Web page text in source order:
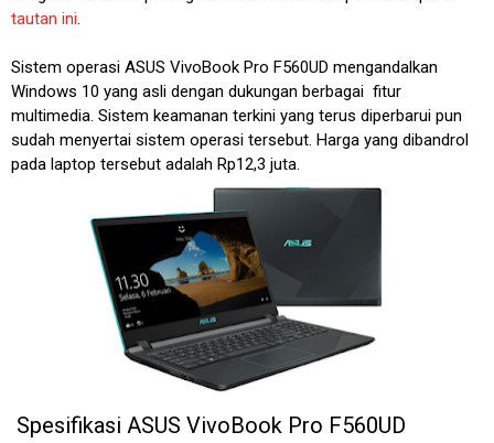
tautan ini.
Sistem operasi ASUS VivoBook Pro F560UD mengandalkan
Windows 10 yang asli dengan dukungan berbagai fitur
multimedia. Sistem keamanan terkini yang terus diperbarui pun
sudah menyertai sistem operasi tersebut. Harga yang dibandrol
pada laptop tersebut adalah Rp12,3 juta.
Spesifikasi ASUS VivoBook Pro F560UD